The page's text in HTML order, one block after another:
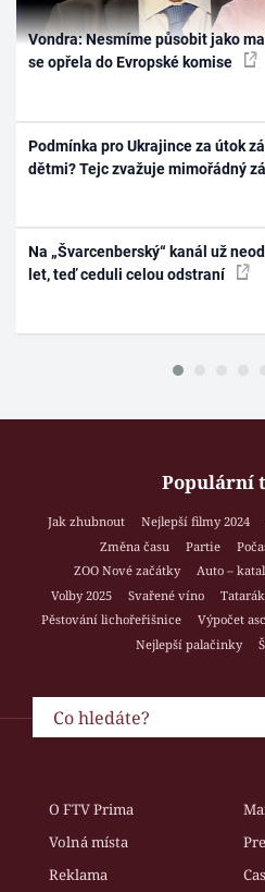
Vondra: Nesmíme působit jako
se opřela do Evropské komise
Podmínka pro Ukrajince za útok
dětmi? Tejc zvažuje mimořádný
Na „Švarcenberský“ kanál už
let, teď ceduli celou odstraní
Populární
Jak zhubnout Nejlepší filmy 2024
Změna času
Partie
ZOO Nové začátky
Auto –
Volby 2025
Svařené víno
Pěstování lichořeřišnice
Výpočet
Nejlepší palačinky
O FTV Prima
Volná místa
Reklama